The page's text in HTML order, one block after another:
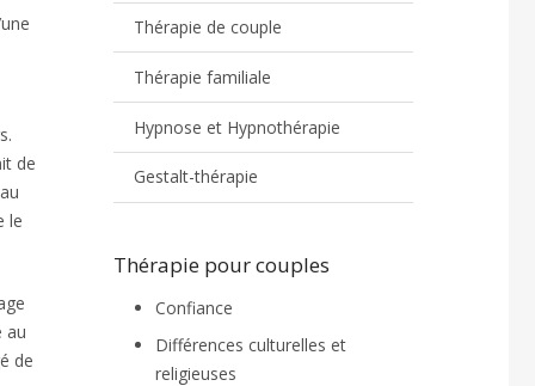
de
le
au
de
Thérapie de couple
Thérapie familiale
Hypnose et Hypnothérapie
Gestalt-thérapie
Thérapie pour couples
Confiance
Différences culturelles et
religieuses